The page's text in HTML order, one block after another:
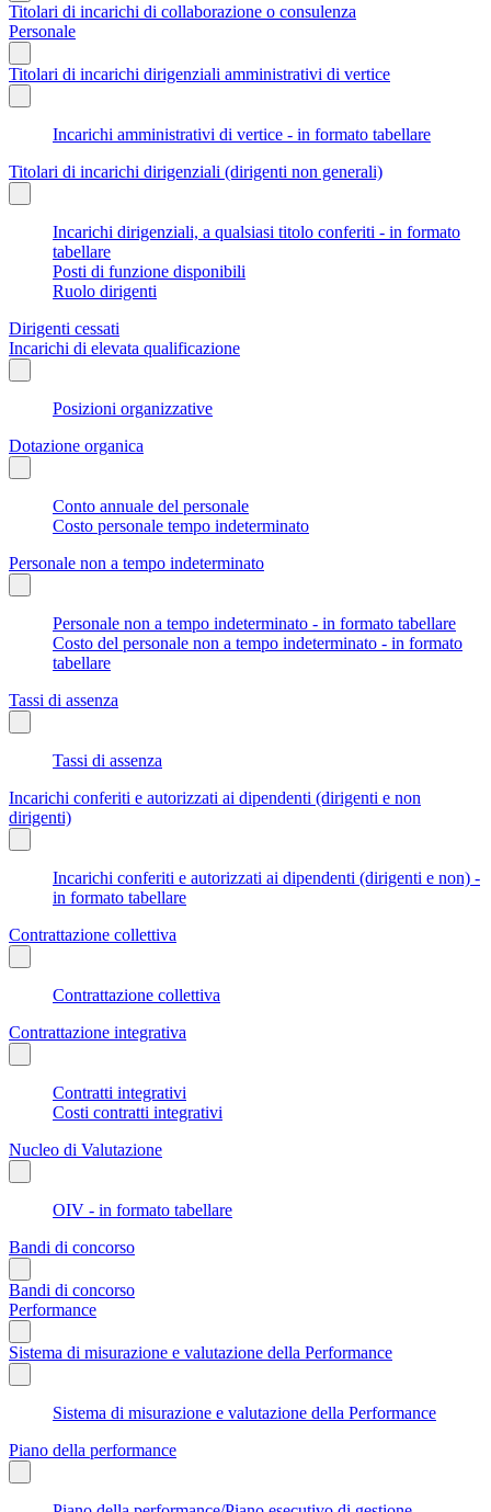
Titolari di incarichi di collaborazione o consulenza
Personale
Titolari di incarichi dirigenziali amministrativi di vertice
Incarichi amministrativi di vertice - in formato tabellare
Titolari di incarichi dirigenziali (dirigenti non generali)
Incarichi dirigenziali, a qualsiasi titolo conferiti - in formato
tabellare
Posti di funzione disponibili
Ruolo dirigenti
Dirigenti cessati
Incarichi di elevata qualificazione
Posizioni organizzative
Dotazione organica
Conto annuale del personale
Costo personale tempo indeterminato
Personale non a tempo indeterminato
Personale non a tempo indeterminato - in formato tabellare
Costo del personale non a tempo indeterminato - in formato
tabellare
Tassi di assenza
Tassi di assenza
Incarichi conferiti e autorizzati ai dipendenti (dirigenti e non
dirigenti)
Incarichi conferiti e autorizzati ai dipendenti (dirigenti e non) -
in formato tabellare
Contrattazione collettiva
Contrattazione collettiva
Contrattazione integrativa
Contratti integrativi
Costi contratti integrativi
Nucleo di Valutazione
OIV - in formato tabellare
Bandi di concorso
Bandi di concorso
Performance
Sistema di misurazione e valutazione della Performance
Sistema di misurazione e valutazione della Performance
Piano della performance